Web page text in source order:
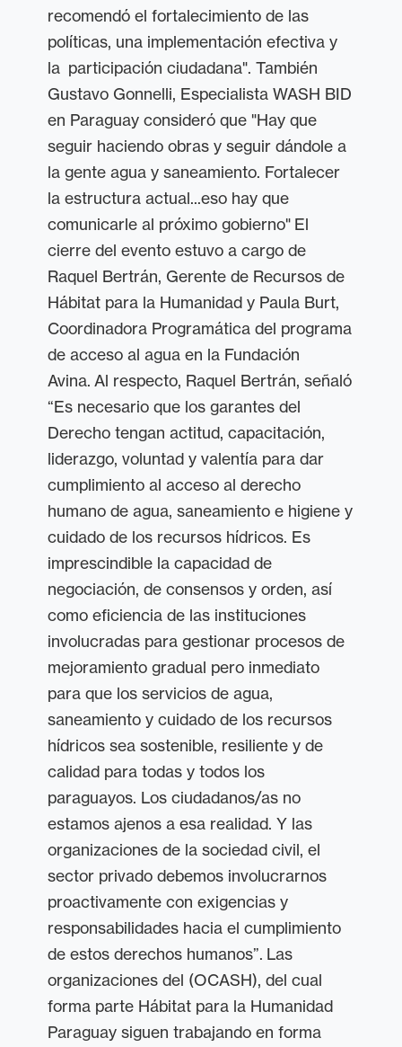
recomendó el fortalecimiento de las
políticas, una implementación efectiva y
la participación ciudadana". También
Gustavo Gonnelli, Especialista WASH BID
en Paraguay consideró que "Hay que
seguir haciendo obras y seguir dándole a
la gente agua y saneamiento. Fortalecer
la estructura actual...eso hay que
comunicarle al próximo gobierno" El
cierre del evento estuvo a cargo de
Raquel Bertrán, Gerente de Recursos de
Hábitat para la Humanidady Paula Burt,
Coordinadora Programática del programa
de acceso al agua en la Fundación
Avina. Al respecto, Raquel Bertrán, señaló
“Es necesario que los garantes del
Derecho tengan actitud, capacitación,
liderazgo, voluntad y valentía para dar
cumplimiento al acceso al derecho
humano de agua, saneamiento e higiene y
cuidado de los recursos hídricos. Es
imprescindible la capacidad de
negociación, de consensos y orden, así
como eficiencia de las instituciones
involucradas para gestionar procesos de
mejoramiento gradual pero inmediato
para que los servicios de agua,
saneamiento y cuidado de los recursos
hídricos sea sostenible, resiliente y de
calidad para todas y todos los
paraguayos. Los ciudadanos/as no
estamos ajenos a esa realidad. Y las
organizaciones de la sociedad civil, el
sector privado debemos involucrarnos
proactivamente con exigencias y
responsabilidades hacia el cumplimiento
de estos derechos humanos”. Las
organizaciones del (OCASH), del cual
forma parte Hábitat para la Humanidad
Paraguay siguen trabajando en forma